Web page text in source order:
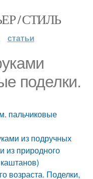
/ СТИЛЬ
статьи
поделки.
пальчиковые
из подручных
из природного
возраста. Поделки,